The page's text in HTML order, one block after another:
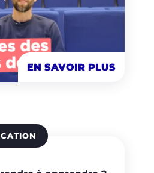
EN SAVOIR PLUS